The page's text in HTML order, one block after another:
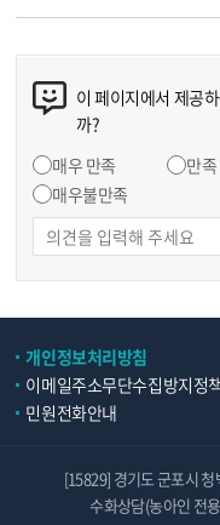
이 페이지에서 제공
까?
매우 만족
만족
매우불만족
개인정보처리방침
이메일주소무단수집방지정
민원전화안내
[15829] 경기도 군포시
수화상담(농아인 전